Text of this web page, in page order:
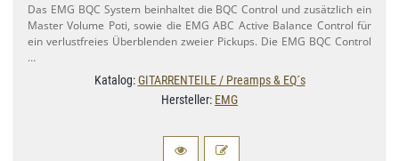
Das EMG BQC System beinhaltet die BQC Control und zusätzlich ein
Master Volume Poti, sowie die EMG ABC Active Balance Control für
ein verlustfreies Überblenden zweier Pickups. Die EMG BQC Control
…
Katalog:GITARRENTEILE / Preamps & EQ´s
Hersteller: EMG